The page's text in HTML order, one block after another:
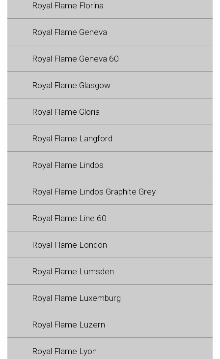
Royal Flame Florina
Royal Flame Geneva
Royal Flame Geneva 60
Royal Flame Glasgow
Royal Flame Gloria
Royal Flame Langford
Royal Flame Lindos
Royal Flame Lindos Graphite Grey
Royal Flame Line 60
Royal Flame London
Royal Flame Lumsden
Royal Flame Luxemburg
Royal Flame Luzern
Royal Flame Lyon